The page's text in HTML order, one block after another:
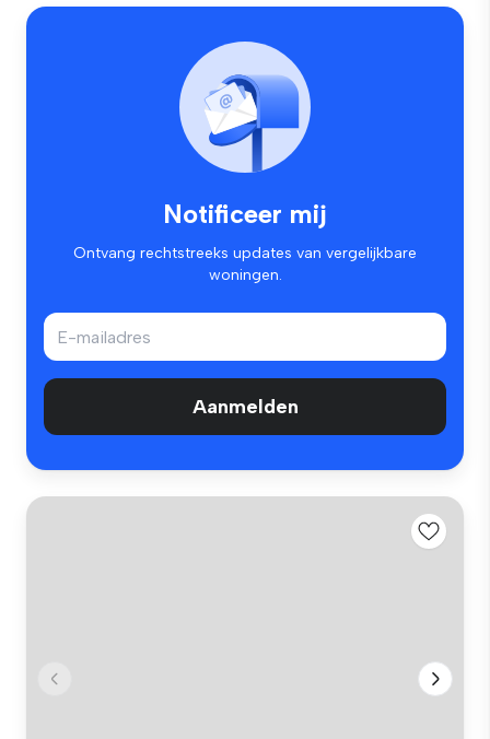
Notificeer mij
Ontvang rechtstreeks updates van vergelijkbare
woningen.
Aanmelden